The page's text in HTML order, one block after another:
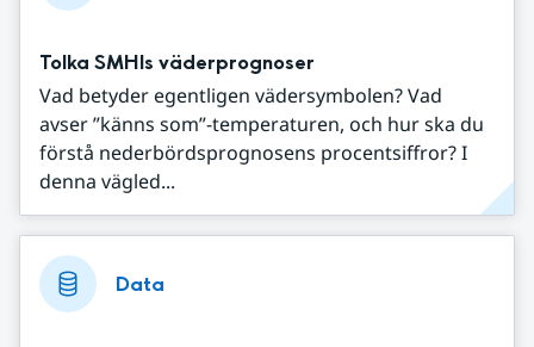
Tolka SMHIs väderprognoser
Vad betyder egentligen vädersymbolen? Vad
avser ”känns som”-temperaturen, och hur ska du
förstå nederbördsprognosens procentsiffror? I
denna vägled...
Data